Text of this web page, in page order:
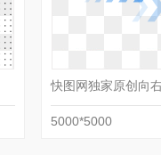
快图网独家原创向
5000*5000